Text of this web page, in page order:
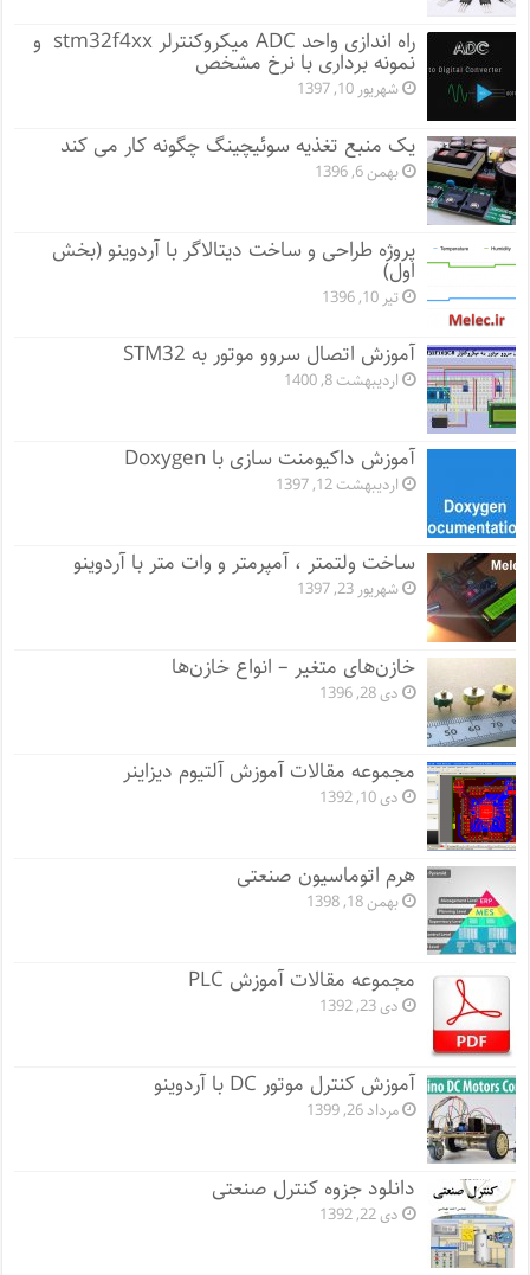
راه اندازی واحد ADC میکروکنترلر stm32f4xx و
نمونه برداری با نرخ مشخص
شهریور 10, 1397
یک منبع تغذیه سوئیچینگ چگونه کار می کند
بهمن 6, 1396
پروژه طراحی و ساخت دیتالاگر با آردوینو (بخش
اول)
تیر 10, 1396
آموزش اتصال سروو موتور به STM32
اردیبهشت 8, 1400
آموزش داکیومنت سازی با Doxygen
اردیبهشت 12, 1397
ساخت ولتمتر ، آمپرمتر و وات متر با آردوینو
شهریور 23, 1397
خازن‌های متغیر – انواع خازن‌ها
دی 28, 1396
مجموعه مقالات آموزش آلتیوم دیزاینر
دی 10, 1392
هرم اتوماسیون صنعتی
بهمن 18, 1398
مجموعه مقالات آموزش PLC
دی 23, 1392
آموزش کنترل موتور DC با آردوینو
مرداد 26, 1399
دانلود جزوه کنترل صنعتی
دی 22, 1392